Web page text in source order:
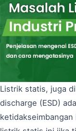
Listrik statis, juga
discharge (ESD)